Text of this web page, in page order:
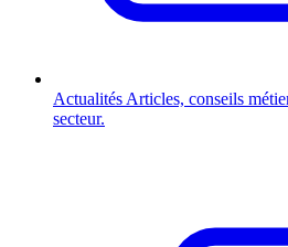
Actualités Articles, conseils
secteur.